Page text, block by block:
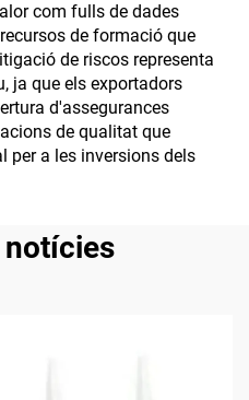
com fulls de dades
de formació que
de riscos representa
ja que els exportadors
d'assegurances
de qualitat que
per a les inversions dels